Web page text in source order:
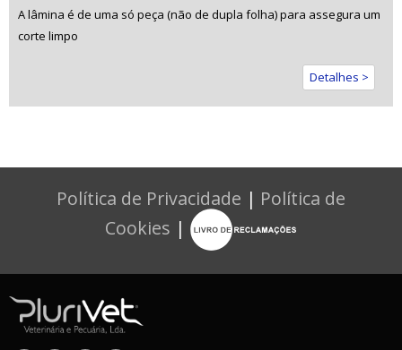
A lâmina é de uma só peça (não de dupla folha) para assegura um
corte limpo
Detalhes >
Política de Privacidade | Política de
Cookies |